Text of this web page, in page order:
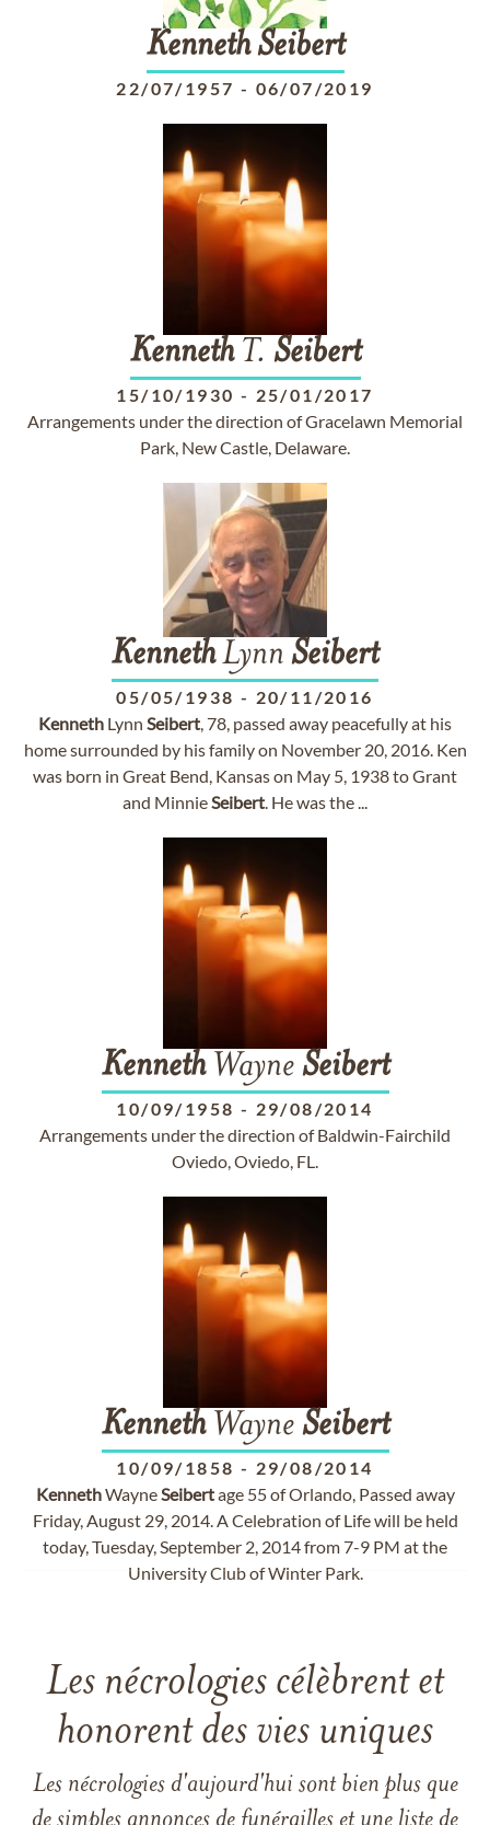
Kenneth Seibert
22/07/1957 - 06/07/2019
KennethT. Seibert
15/10/1930 - 25/01/2017
Arrangements under the direction of Gracelawn Memorial
Park, New Castle, Delaware.
KennethLynn Seibert
05/05/1938 - 20/11/2016
Kenneth Lynn Seibert, 78, passed away peacefully at his
home surrounded by his family on November 20, 2016. Ken
was born in Great Bend, Kansas on May 5, 1938 to Grant
and MinnieSeibert. He was the ...
KennethWayne Seibert
10/09/1958 - 29/08/2014
Arrangements under the direction of Baldwin-Fairchild
Oviedo, Oviedo, FL.
KennethWayne Seibert
10/09/1858 - 29/08/2014
KennethWayneSeibertage 55 of Orlando, Passed away
Friday, August 29, 2014. A Celebration of Life will be held
today, Tuesday, September 2, 2014 from 7-9 PM at the
University Club of Winter Park.
Les nécrologies célèbrent et
honorent des vies uniques
Les nécrologies d'aujourd'hui sont bien plus que